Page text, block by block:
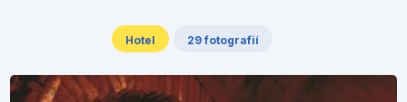
Hotel 29 fotografií